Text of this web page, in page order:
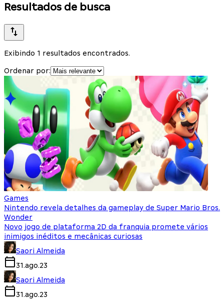
Resultados de busca
Exibindo 1 resultados encontrados.
Ordenar por:
Games
Nintendo revela detalhes da gameplay de Super Mario Bros.
Wonder
Novo jogo de plataforma 2D da franquia promete vários
inimigos inéditos e mecânicas curiosas
Saori Almeida
31.ago.23
Saori Almeida
31.ago.23